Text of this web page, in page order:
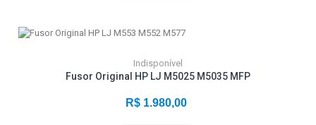
Indisponível
Fusor Original HP LJ M5025 M5035 MFP
R$ 1.980,00